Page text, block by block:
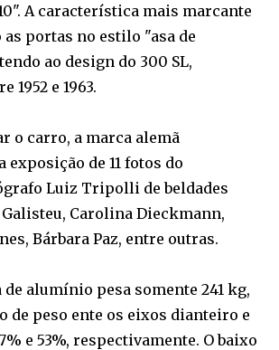
A característica mais marcante
as portas no estilo "asa de
ao design do 300 SL,
1952 e 1963.
o carro, a marca alemã
exposição de 11 fotos do
Luiz Tripolli de beldades
Carolina Dieckmann,
Bárbara Paz, entre outras.
de alumínio pesa somente 241 kg,
de peso ente os eixos dianteiro e
e 53%, respectivamente. O baixo